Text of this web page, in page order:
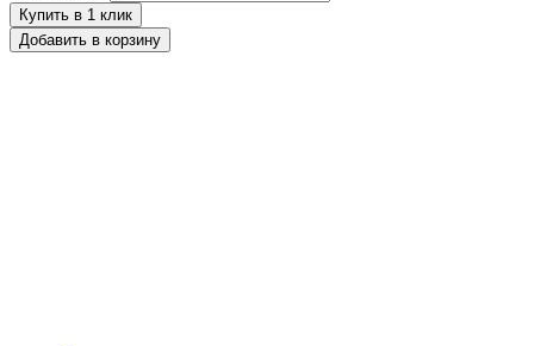
Купить в 1 клик
Добавить в корзину